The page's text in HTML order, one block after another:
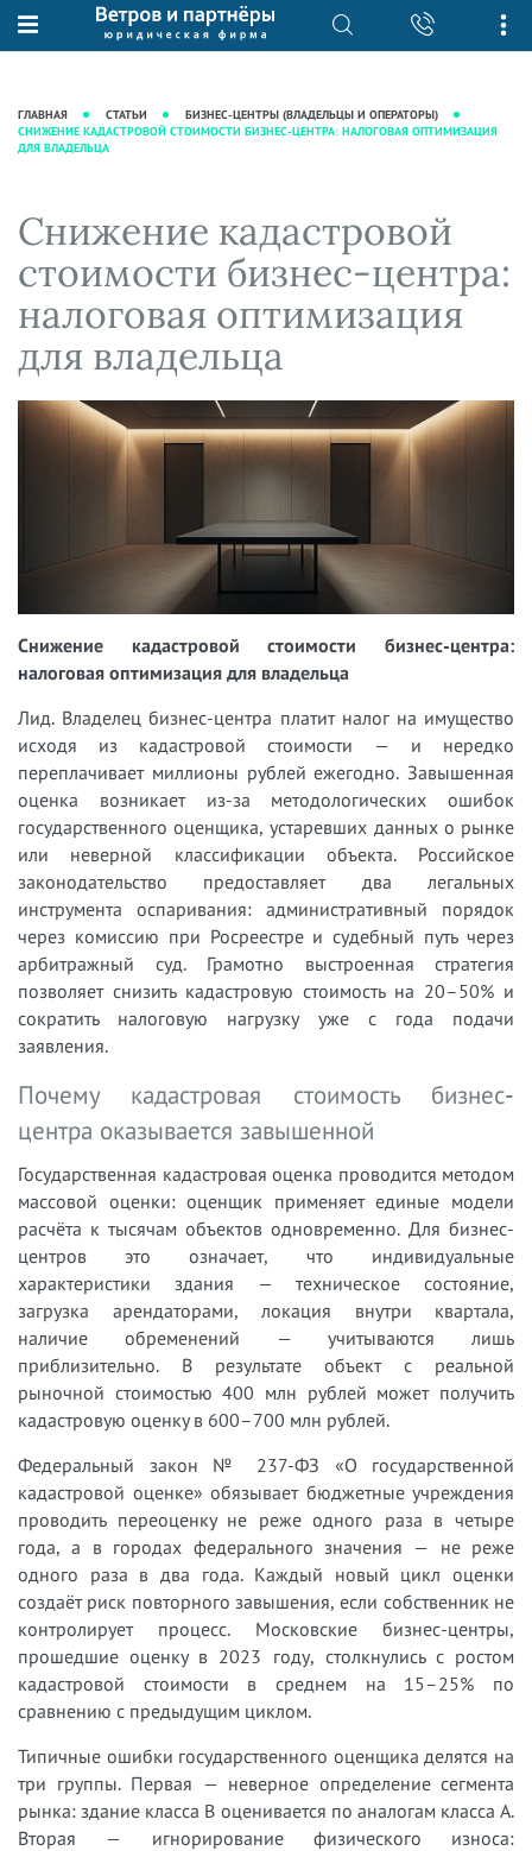
О нас
Рекомендации
Преимущества юридической
фирмы
Кейсы
Вакансии
Юридические услуги
Интеллектуальная собственность
Налоговая практика
Сопровождение бизнеса
Ведение уголовных дел
Защита активов
Ведение дел о банкротстве
База знаний
практики"
Аудиоподкасты
Видеоподкасты
Справочная
Вопросы-ответы
Вебинары и семинары
Прямые эфиры
ГЛАВНАЯ СТАТЬИ
БИЗНЕС-ЦЕНТРЫ (ВЛАДЕЛЬЦЫ И ОПЕРАТОРЫ)
СНИЖЕНИЕ КАДАСТРОВОЙ СТОИМОСТИ БИЗНЕС-ЦЕНТРА: НАЛОГОВАЯ ОПТИМИЗАЦИЯ
ДЛЯ ВЛАДЕЛЬЦА
Снижение кадастровой
стоимости бизнес-центра:
налоговая оптимизация
для владельца
Снижение кадастровой стоимости бизнес-центра:
налоговая оптимизация для владельца
Лид. Владелец бизнес-центра платит налог на имущество
исходя из кадастровой стоимости — и нередко
переплачивает миллионы рублей ежегодно. Завышенная
оценка возникает из-за методологических ошибок
государственного оценщика, устаревших данных о рынке
или неверной классификации объекта. Российское
законодательство предоставляет два легальных
инструмента оспаривания: административный порядок
через комиссию при Росреестре и судебный путь через
арбитражный суд. Грамотно выстроенная стратегия
позволяет снизить кадастровую стоимость на 20–50% и
сократить налоговую нагрузку уже с года подачи
заявления.
Почему кадастровая стоимость бизнес-
центра оказывается завышенной
Государственная кадастровая оценка проводится методом
массовой оценки: оценщик применяет единые модели
расчёта к тысячам объектов одновременно. Для бизнес-
центров это означает, что индивидуальные
характеристики здания — техническое состояние,
загрузка арендаторами, локация внутри квартала,
наличие обременений — учитываются лишь
приблизительно. В результате объект с реальной
рыночной стоимостью 400 млн рублей может получить
кадастровую оценку в 600–700 млн рублей.
Федеральный закон № 237-ФЗ «О государственной
кадастровой оценке» обязывает бюджетные учреждения
проводить переоценку не реже одного раза в четыре
года, а в городах федерального значения — не реже
одного раза в два года. Каждый новый цикл оценки
создаёт риск повторного завышения, если собственник не
контролирует процесс. Московские бизнес-центры,
прошедшие оценку в 2023 году, столкнулись с ростом
кадастровой стоимости в среднем на 15–25% по
сравнению с предыдущим циклом.
Типичные ошибки государственного оценщика делятся на
три группы. Первая — неверное определение сегмента
рынка: здание класса B оценивается по аналогам класса A.
Вторая — игнорирование физического износа: